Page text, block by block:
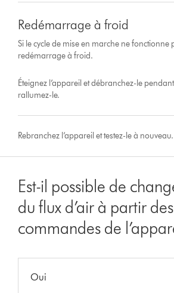
Redémarrage à froid
Si le cycle de mise en marche ne fonctionne
redémarrage à froid.
Éteignez l’appareil et débranchez-le
rallumez-le.
Rebranchez l’appareil et testez-le à nouveau.
Est-il possible de
du flux d’air à partir des
commandes de
Oui